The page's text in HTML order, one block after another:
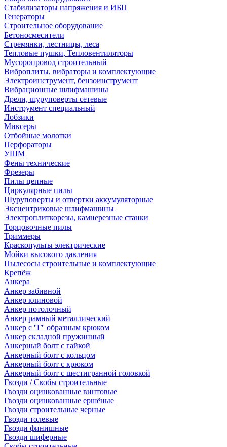
Стабилизаторы напряжения и ИБП
Генераторы
Строительное оборудование
Бетоносмесители
Стремянки, лестницы, леса
Тепловые пушки, Тепловентиляторы
Мусоропровод строительный
Виброплиты, вибраторы и комплектующие
Электроинструмент, бензоинструмент
Вибрационные шлифмашины
Дрели, шуруповерты сетевые
Инструмент специальный
Лобзики
Миксеры
Отбойные молотки
Перфораторы
УШМ
Фены технические
Фрезеры
Пилы цепные
Циркулярные пилы
Шуруповерты и отвертки аккумуляторные
Эксцентриковые шлифмашины
Электроплиткорезы, камнерезные станки
Торцовочные пилы
Триммеры
Краскопульты электрические
Мойки высокого давления
Пылесосы строительные и комплектующие
Крепёж
Анкера
Анкер забивной
Анкер клиновой
Анкер потолочный
Анкер рамный металлический
Анкер с ''Г'' образным крюком
Анкер складной пружинный
Анкерный болт с гайкой
Анкерный болт с кольцом
Анкерный болт с крюком
Анкерный болт с шестигранной головкой
Гвозди / Скобы строительные
Гвозди оцинкованные винтовые
Гвозди оцинкованные ершёные
Гвозди строительные черные
Гвозди толевые
Гвозди финишные
Гвозди шиферные